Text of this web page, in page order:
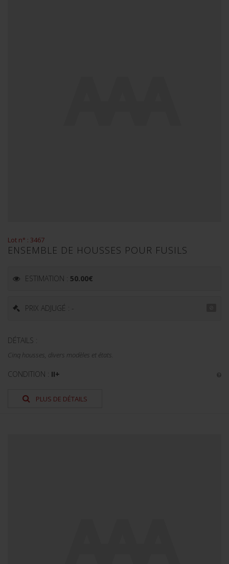
Lot n° : 3467
ENSEMBLE DE HOUSSES POUR FUSILS
ESTIMATION : 50.00€
PRIX ADJUGÉ : -
DÉTAILS :
Cinq housses, divers modèles et états.
CONDITION : II+
PLUS DE DÉTAILS